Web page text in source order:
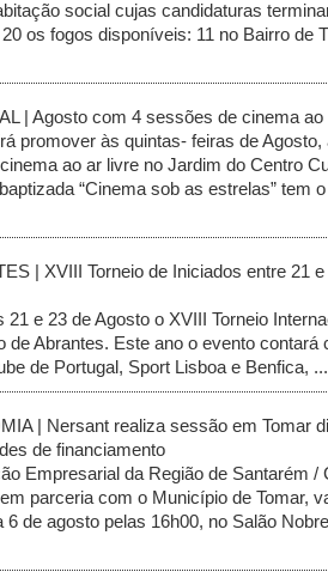
social cujas candidaturas
os fogos disponíveis: 11 no Bairro de
| Agosto com 4 sessões de cinema ao
promover às quintas- feiras de Agosto,
ao ar livre no Jardim do Centro
“Cinema sob as estrelas” tem o
| XVIII Torneio de Iniciados entre 21
21 e 23 de Agosto o XVIII Torneio
de Abrantes. Este ano o evento contará
de Portugal, Sport Lisboa e Benfica,
| Nersant realiza sessão em Tomar
de financiamento
Empresarial da Região de Santarém /
parceria com o Município de Tomar,
de agosto pelas 16h00, no Salão